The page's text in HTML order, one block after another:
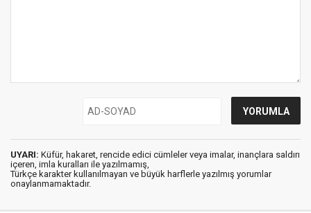
UYARI: Küfür, hakaret, rencide edici cümleler veya imalar, inançlara saldırı
içeren, imla kuralları ile yazılmamış,
Türkçe karakter kullanılmayan ve büyük harflerle yazılmış yorumlar
onaylanmamaktadır.